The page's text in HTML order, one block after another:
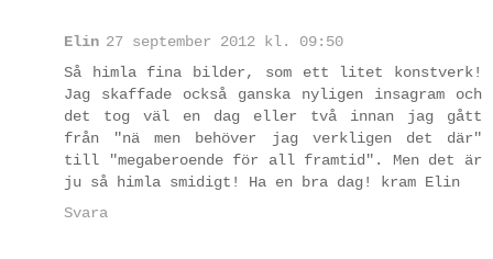
Elin 27 september 2012 kl. 09:50
Så himla fina bilder, som ett litet konstverk!
Jag skaffade också ganska nyligen insagram och
det tog väl en dag eller två innan jag gått
från "nä men behöver jag verkligen det där"
till "megaberoende för all framtid". Men det är
ju så himla smidigt! Ha en bra dag! kram Elin
Svara